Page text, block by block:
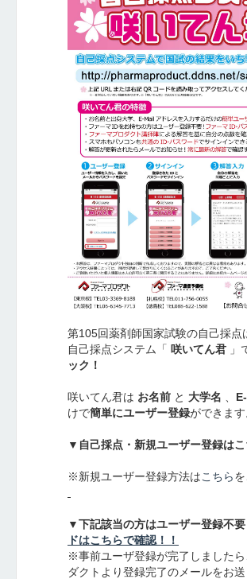
第105回薬剤師国家試験の自己採点
自己採点システム「 咲いてん君 」
ック！
咲いてん君は お名前 と 大学名
けで簡単にユーザー登録ができます
▼自己採点・新規ユーザー登録は
※新規ユーザー登録方法はこちら
▼下記該当の方はユーザー登録不要
ドはこちらで確認！！
※事前ユーザ登録が完了しましたら
ダクトより登録完了のメールをお送